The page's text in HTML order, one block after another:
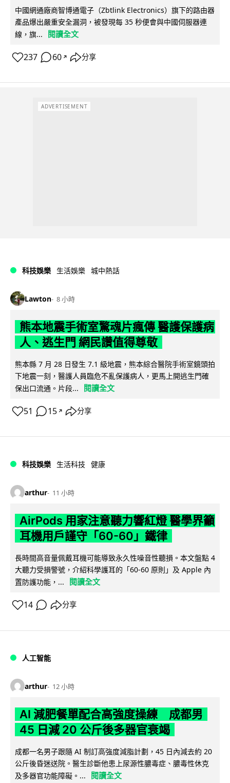
中國網通廠商智博通電子（Zbtlink Electronics）旗下的路由器
產品爆出嚴重安全漏洞，被發現每 35 秒便會與中國伺服器連
線，旗...
閱讀全文
237 60 ↗ 分享
ADVERTISEMENT
科技娛樂 生活娛樂 城中熱話
Lawton 8 小時
熊本地震手術室驚魂片瘋傳 醫護保護病
人、逃生門 網民讚值得尊敬
熊本縣 7 月 28 日發生 7.1 級地震，熊本綜合醫院手術室鏡頭拍
下地震一刻，醫護人員臨危不亂保護病人，更馬上開逃生門確
保出口流通。片段...
閱讀全文
51 15 ↗ 分享
科技娛樂 生活科技 健康
arthur 11 小時
AirPods 用家注意聽力響紅燈 醫學界籲
耳機用戶謹守「60-60」鐵律
長時間高音量佩戴耳機可能導致永久性噪音性聽損。本文盤點 4
大聽力受損警號，介紹科學護耳的「60-60 原則」及 Apple 內
置防護功能，...
閱讀全文
14 分享
人工智能
arthur 12 小時
AI 減肥餐單配合高強度操練 成都男
45 日減 20 公斤後多器官衰竭
成都一名男子跟隨 AI 制訂高強度減脂計劃，45 日內減去約 20
公斤後昏迷送院。醫生診斷他患上尿源性膿毒症、膿毒性休克
及多器官功能障礙。...
閱讀全文